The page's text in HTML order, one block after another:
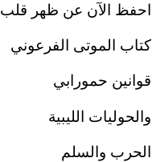
احفظ الآن عن ظهر قلب
كتاب الموتى الفرعوني
قوانين حمورابي
والحوليات الليبية
الحرب والسلم